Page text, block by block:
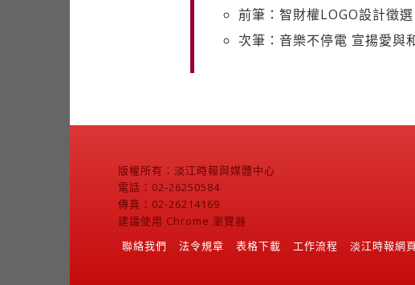
前筆：智財權LOGO設計徵選
次筆：音樂不停電 宣揚愛與
版權所有：淡江時報與媒體中心
電話：02-26250584
傳真：02-26214169
建議使用 Chrome 瀏覽器
聯絡我們
法令規章 表格下載 工作流程 淡江時報網